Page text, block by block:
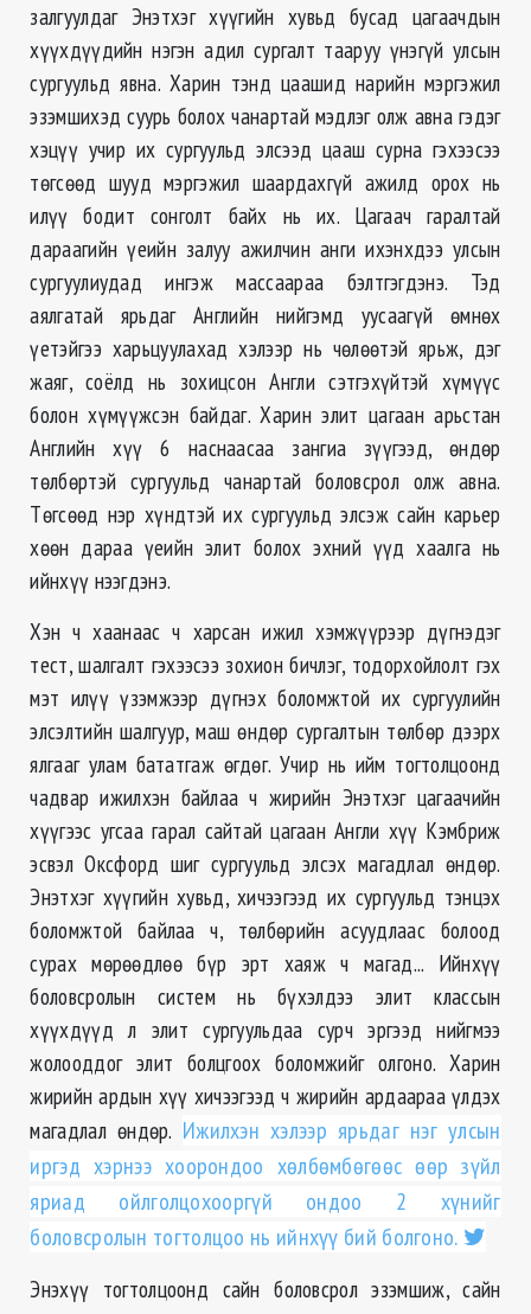
залгуулдаг Энэтхэг хүүгийн хувьд бусад цагаачдын
хүүхдүүдийн нэгэн адил сургалт тааруу үнэгүй улсын
сургуульд явна. Харин тэнд цаашид нарийн мэргэжил
эзэмшихэд суурь болох чанартай мэдлэг олж авна гэдэг
хэцүү учир их сургуульд элсээд цааш сурна гэхээсээ
тѳгсѳѳд шууд мэргэжил шаардахгүй ажилд орох нь
илүү бодит сонголт байх нь их. Цагаач гаралтай
дараагийн үеийн залуу ажилчин анги ихэнхдээ улсын
сургуулиудад ингэж массаараа бэлтгэгдэнэ. Тэд
аялгатай ярьдаг Английн нийгэмд уусаагүй ѳмнѳх
үетэйгээ харьцуулахад хэлээр нь чѳлѳѳтэй ярьж, дэг
жаяг, соёлд нь зохицсон Англи сэтгэхүйтэй хүмүүс
болон хүмүүжсэн байдаг. Харин элит цагаан арьстан
Английн хүү 6 наснаасаа зангиа зүүгээд, ѳндѳр
төлбөртэй сургуульд чанартай боловсрол олж авна.
Тѳгсѳѳд нэр хүндтэй их сургуульд элсэж сайн карьер
хѳѳн дараа үеийн элит болох эхний үүд хаалга нь
ийнхүү нээгдэнэ.
Хэн ч хаанаас ч харсан ижил хэмжүүрээр дүгнэдэг
тест, шалгалт гэхээсээ зохион бичлэг, тодорхойлолт гэх
мэт илүү үзэмжээр дүгнэх боломжтой их сургуулийн
элсэлтийн шалгуур, маш ѳндѳр сургалтын тѳлбѳр дээрх
ялгааг улам бататгаж ѳгдѳг. Учир нь ийм тогтолцоонд
чадвар ижилхэн байлаа ч жирийн Энэтхэг цагаачийн
хүүгээс угсаа гарал сайтай цагаан Англи хүү Кэмбриж
эсвэл Оксфорд шиг сургуульд элсэх магадлал өндөр.
Энэтхэг хүүгийн хувьд, хичээгээд их сургуульд тэнцэх
боломжтой байлаа ч, тѳлбѳрийн асуудлаас болоод
сурах мѳрѳѳдлѳѳ бүр эрт хаяж ч магад... Ийнхүү
боловсролын систем нь бүхэлдээ элит классын
хүүхдүүд л элит сургуульдаа сурч эргээд нийгмээ
жолооддог элит болцгоох боломжийг олгоно. Харин
жирийн ардын хүү хичээгээд ч жирийн ардаараа үлдэх
магадлал өндөр. Ижилхэн хэлээр ярьдаг нэг улсын
иргэд хэрнээ хоорондоо хѳлбѳмбѳгѳѳс ѳѳр зүйл
яриад ойлголцохооргүй ондоо 2 хүнийг
боловсролын тогтолцоо нь ийнхүү бий болгоно.
Энэхүү тогтолцоонд сайн боловсрол эзэмшиж, сайн